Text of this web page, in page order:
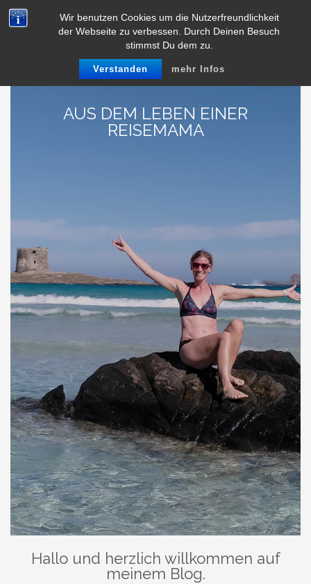
Wir benutzen Cookies um die Nutzerfreundlichkeit
der Webseite zu verbessen. Durch Deinen Besuch
stimmst Du dem zu.
Verstanden mehr Infos
Skip
to
AUS DEM LEBEN EINER
REISEMAMA
Hallo und herzlich willkommen auf
meinem Blog.